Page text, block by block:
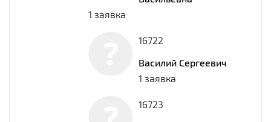
1 заявка
16722
Василий Сергеевич
1 заявка
16723